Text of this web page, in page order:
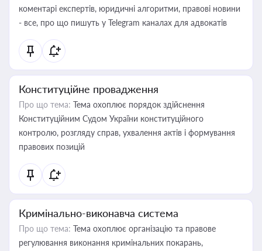
коментарі експертів, юридичні алгоритми, правові новини
- все, про що пишуть у Telegram каналах для адвокатів
Конституційне провадження
Про що тема: Тема охоплює порядок здійснення
Конституційним Судом України конституційного
контролю, розгляду справ, ухвалення актів і формування
правових позицій
Кримінально-виконавча система
Про що тема: Тема охоплює організацію та правове
регулювання виконання кримінальних покарань,